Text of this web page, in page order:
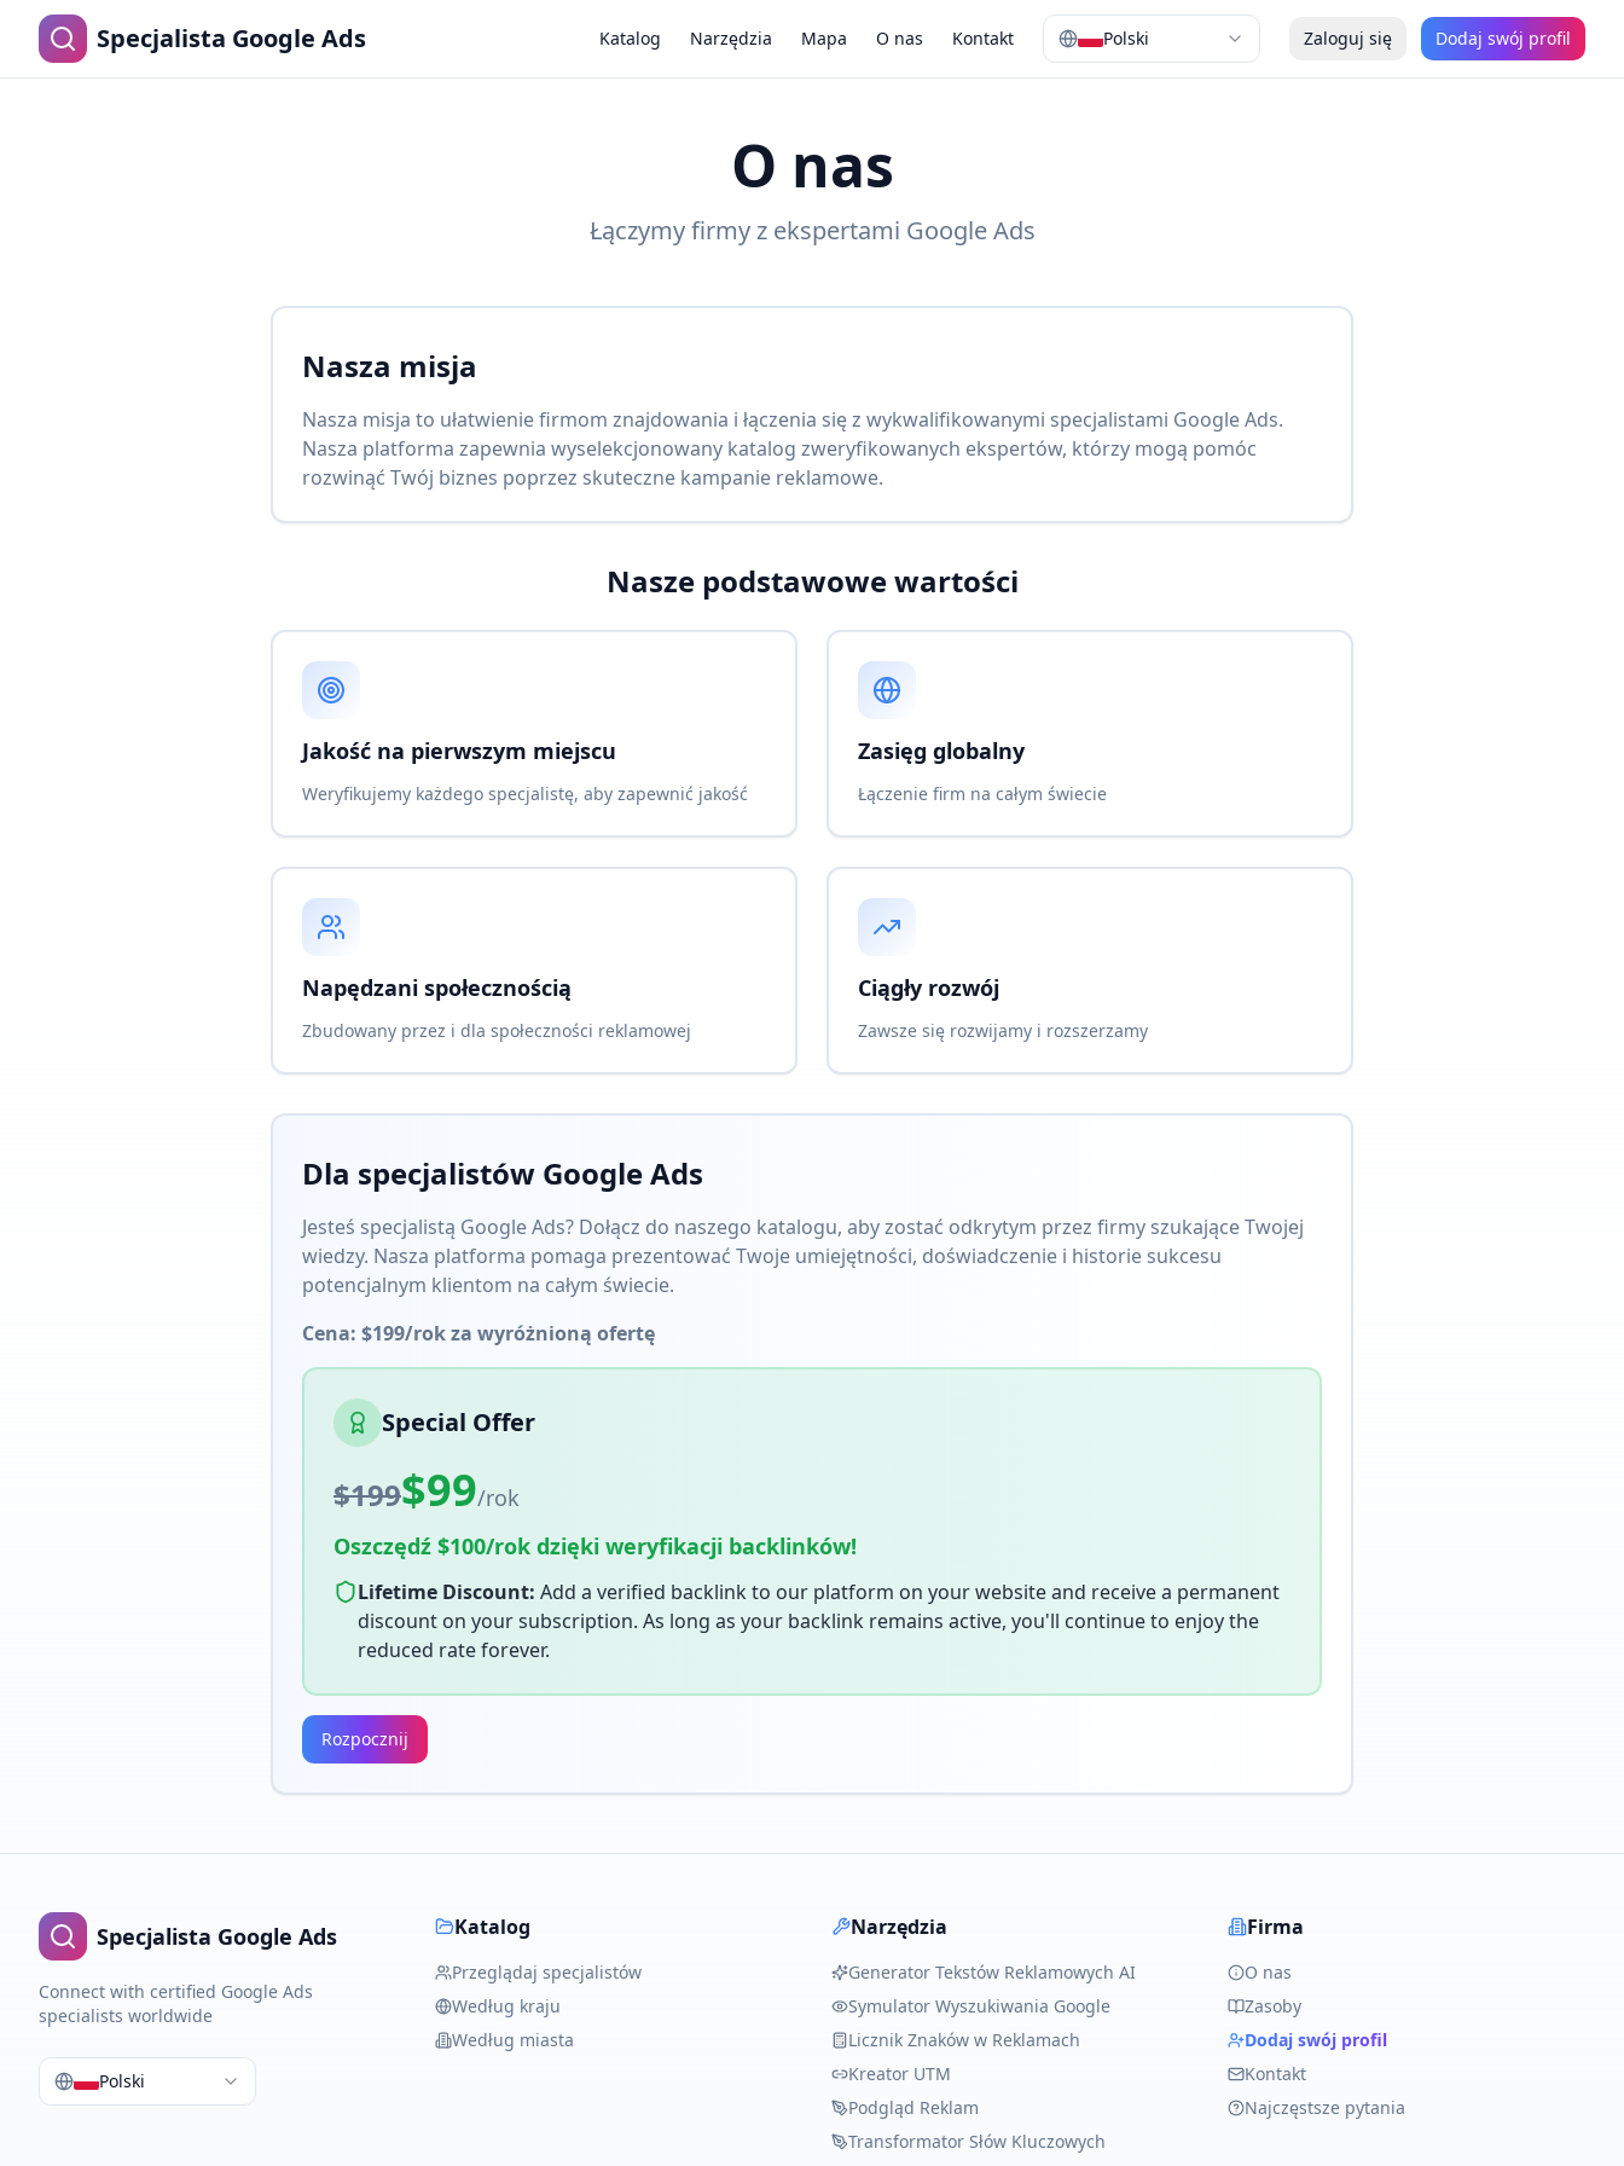
Specjalista Google Ads Katalog Narzędzia Mapa O nas Kontakt Polski Zaloguj się Dodaj swój profil
O nas
Łączymy firmy z ekspertami Google Ads
Nasza misja
Nasza misja to ułatwienie firmom znajdowania i łączenia się z wykwalifikowanymi specjalistami Google Ads.
Nasza platforma zapewnia wyselekcjonowany katalog zweryfikowanych ekspertów, którzy mogą pomóc
rozwinąć Twój biznes poprzez skuteczne kampanie reklamowe.
Nasze podstawowe wartości
Jakość na pierwszym miejscu
Weryfikujemy każdego specjalistę, aby zapewnić jakość
Zasięg globalny
Łączenie firm na całym świecie
Napędzani społecznością
Zbudowany przez i dla społeczności reklamowej
Ciągły rozwój
Zawsze się rozwijamy i rozszerzamy
Dla specjalistów Google Ads
Jesteś specjalistą Google Ads? Dołącz do naszego katalogu, aby zostać odkrytym przez firmy szukające Twojej
wiedzy. Nasza platforma pomaga prezentować Twoje umiejętności, doświadczenie i historie sukcesu
potencjalnym klientom na całym świecie.
Cena: $199/rok za wyróżnioną ofertę
Special Offer
$199$99/rok
Oszczędź $100/rok dzięki weryfikacji backlinków!
Lifetime Discount: Add a verified backlink to our platform on your website and receive a permanent
discount on your subscription. As long as your backlink remains active, you'll continue to enjoy the
reduced rate forever.
Rozpocznij
Specjalista Google Ads
Connect with certified Google Ads
specialists worldwide
Polski
Katalog
Przeglądaj specjalistów
Według kraju
Według miasta
Narzędzia
Generator Tekstów Reklamowych AI
Symulator Wyszukiwania Google
Licznik Znaków w Reklamach
Kreator UTM
Podgląd Reklam
Transformator Słów Kluczowych
Firma
O nas
Zasoby
Dodaj swój profil
Kontakt
Najczęstsze pytania